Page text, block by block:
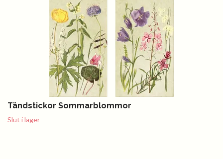
Tändstickor Sommarblommor
Slut i lager